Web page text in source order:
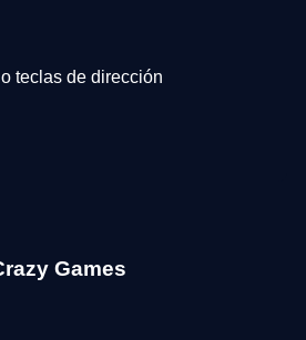
teclas de dirección
Games